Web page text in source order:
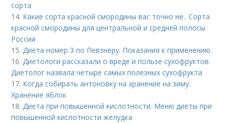
сорта
14. Какие сорта красной смородины вас точно не.. Сорта
красной смородины для центральной и средней полосы
России
15.Диета номер 3 по Певзнеру. Показания к применению.
16.Диетологи рассказали о вреде и пользе сухофруктов.
Диетолог назвала четыре самых полезных сухофрукта
17. Когда собирать антоновку на хранение на зиму.
Хранение яблок
18.Диета при повышенной кислотности. Меню диеты при
повышенной кислотности желудка